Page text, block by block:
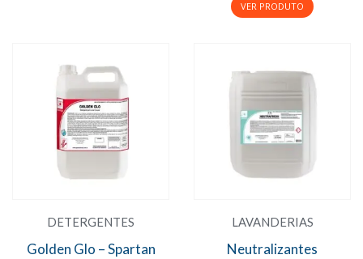
DETERGENTES
Golden Glo – Spartan
LAVANDERIAS
Neutralizantes